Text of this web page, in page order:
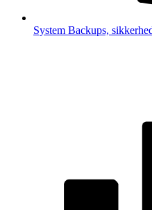
System Backups,